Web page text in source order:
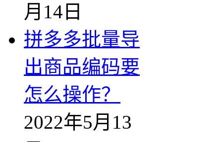
月14日
拼多多批量导
出商品编码要
怎么操作？
2022年5月13